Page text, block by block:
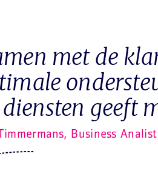
met de
geeft
Timmermans, Business Analist